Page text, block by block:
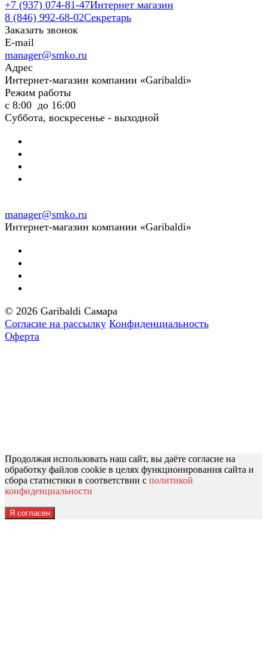
+7 (937) 074-81-47Интернет магазин
8 (846) 992-68-02Секретарь
Заказать звонок
E-mail
manager@smko.ru
Адрес
Интернет-магазин компании «Garibaldi»
Режим работы
с 8:00 до 16:00
Суббота, воскресенье - выходной
manager@smko.ru
Интернет-магазин компании «Garibaldi»
© 2026 Garibaldi Самара
Согласие на рассылку Конфиденциальность
Оферта
Продолжая использовать наш сайт, вы даёте согласие на
обработку файлов cookie в целях функционирования сайта и
сбора статистики в соответствии с политикой
конфиденциальности
Я согласен